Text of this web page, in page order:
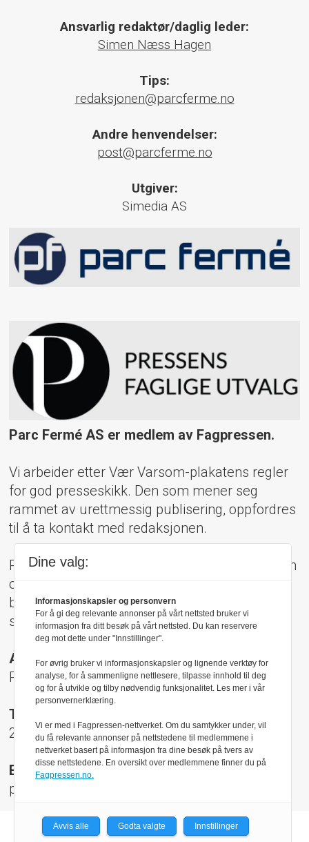
Ansvarlig redaktør/daglig leder:
Simen Næss Hagen
Tips:
redaksjonen@parcferme.no
Andre henvendelser:
post@parcferme.no
Utgiver:
Simedia AS
Parc Fermé AS er medlem av Fagpressen.
Vi arbeider etter Vær Varsom-plakatens regler
for god presseskikk. Den som mener seg
rammet av urettmessig publisering, oppfordres
til å ta kontakt med redaksjonen.
Pressens Faglige Utvalg (PFU) er et klageorgan
oppnevnt av Norsk Presseforbund som
behandler klager mot mediene i presseetiske
spørsmål.
Adresse:
Rådhusgt 17, 0158 Oslo
Telefon:
22 40 50 40
E-post:
pfu@presse.no
Dine valg:
Informasjonskapsler og personvern
For å gi deg relevante annonser på vårt nettsted bruker vi
informasjon fra ditt besøk på vårt nettsted. Du kan reservere
deg mot dette under "Innstillinger".
For øvrig bruker vi informasjonskapsler og lignende verktøy for
analyse, for å sammenligne nettlesere, tilpasse innhold til deg
og for å utvikle og tilby nødvendig funksjonalitet. Les mer i vår
personvernerklæring.
Vi er med i Fagpressen-nettverket. Om du samtykker under, vil
du få relevante annonser på nettstedene til medlemmene i
nettverket basert på informasjon fra dine besøk på tvers av
disse nettstedene. En oversikt over medlemmene finner du på
Fagpressen.no.
Avvis alle Godta valgte Innstillinger